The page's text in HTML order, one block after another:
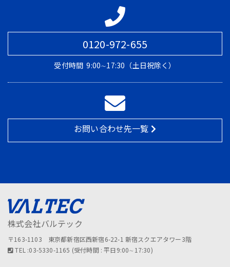
0120-972-655
受付時間 9:00∼17:30（土日祝除く）
お問い合わせ先一覧
株式会社バルテック
〒163-1103 東京都新宿区西新宿6-22-1 新宿スクエアタワー3階
TEL :03-5330-1165 (受付時間 : 平日9:00∼17:30)